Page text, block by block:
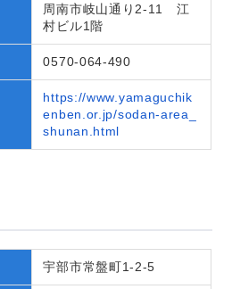
周南市岐山通り2-11 江
村ビル1階
0570-064-490
https://www.yamaguchik
enben.or.jp/sodan-area_
shunan.html
宇部市常盤町1-2-5